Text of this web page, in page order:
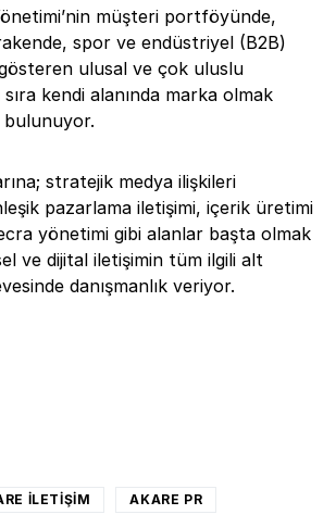
müşteri portföyünde,
spor ve endüstriyel (B2B)
ulusal ve çok uluslu
sıra kendi alanında marka olmak
stratejik medya ilişkileri
pazarlama iletişimi, içerik üretimi
yönetimi gibi alanlar başta olmak
ve dijital iletişimin tüm ilgili alt
danışmanlık veriyor.
ILETIŞIM AKARE PR